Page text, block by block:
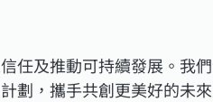
任及推動可持續發展。我
劃，攜手共創更美好的未來